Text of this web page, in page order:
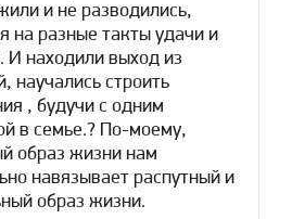
и не разводились,
на разные такты удачи и
И находили выход из
научались строить
, будучи с одним
в семье.? По-моему,
образ жизни нам
навязывает распутный и
образ жизни.